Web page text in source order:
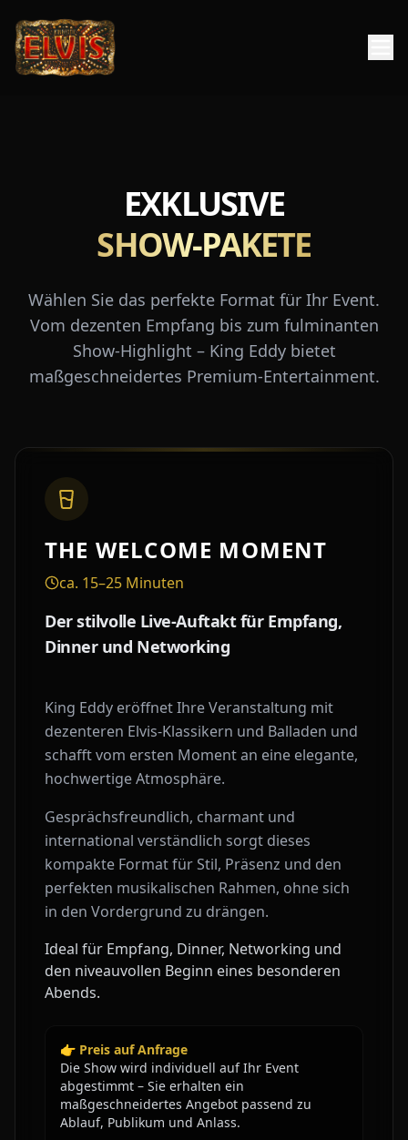
EXKLUSIVE
SHOW-PAKETE
Wählen Sie das perfekte Format für Ihr Event.
Vom dezenten Empfang bis zum fulminanten
Show-Highlight – King Eddy bietet
maßgeschneidertes Premium-Entertainment.
THE WELCOME MOMENT
ca. 15–25 Minuten
Der stilvolle Live-Auftakt für Empfang,
Dinner und Networking
King Eddy eröffnet Ihre Veranstaltung mit
dezenteren Elvis-Klassikern und Balladen und
schafft vom ersten Moment an eine elegante,
hochwertige Atmosphäre.
Gesprächsfreundlich, charmant und
international verständlich sorgt dieses
kompakte Format für Stil, Präsenz und den
perfekten musikalischen Rahmen, ohne sich
in den Vordergrund zu drängen.
Ideal für Empfang, Dinner, Networking und
den niveauvollen Beginn eines besonderen
Abends.
👉 Preis auf Anfrage
Die Show wird individuell auf Ihr Event
abgestimmt – Sie erhalten ein
maßgeschneidertes Angebot passend zu
Ablauf, Publikum und Anlass.